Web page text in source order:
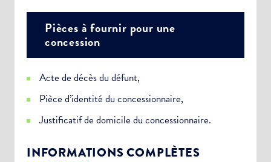
Pièces à fournir pour une
concession
Acte de décès du défunt,
Pièce d’identité du concessionnaire,
Justificatif de domicile du concessionnaire.
INFORMATIONS COMPLÈTES